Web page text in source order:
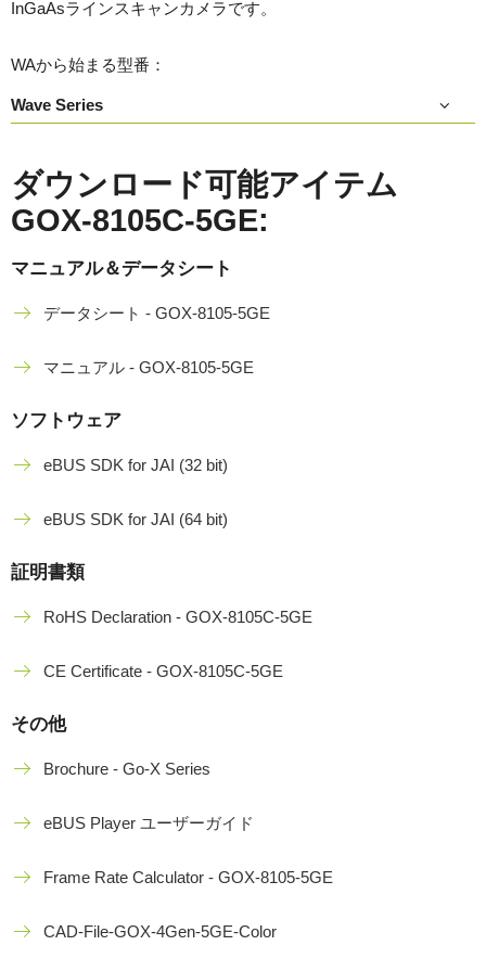
InGaAsラインスキャンカメラです。
WAから始まる型番：
Wave Series
ダウンロード可能アイテム
GOX-8105C-5GE:
マニュアル＆データシート
データシート - GOX-8105-5GE
マニュアル - GOX-8105-5GE
ソフトウェア
eBUS SDK for JAI (32 bit)
eBUS SDK for JAI (64 bit)
証明書類
RoHS Declaration - GOX-8105C-5GE
CE Certificate - GOX-8105C-5GE
その他
Brochure - Go-X Series
eBUS Player ユーザーガイド
Frame Rate Calculator - GOX-8105-5GE
CAD-File-GOX-4Gen-5GE-Color